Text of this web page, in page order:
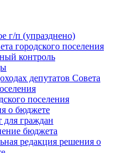
г/п (упразднено)
городского поселения
контроль
депутатов Совета
поселения
о бюджете
граждан
бюджета
редакция решения о